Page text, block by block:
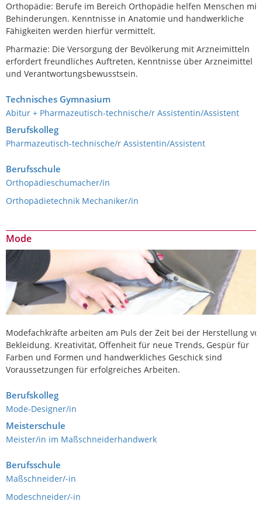
Orthopädie: Berufe im Bereich Orthopädie helfen Menschen mit
Behinderungen. Kenntnisse in Anatomie und handwerkliche
Fähigkeiten werden hierfür vermittelt.
Pharmazie: Die Versorgung der Bevölkerung mit Arzneimitteln
erfordert freundliches Auftreten, Kenntnisse über Arzneimittel
und Verantwortungsbewusstsein.
Technisches Gymnasium
Abitur + Pharmazeutisch-technische/r Assistentin/Assistent
Berufskolleg
Pharmazeutisch-technische/r Assistentin/Assistent
Berufsschule
Orthopädieschumacher/in
Orthopädietechnik Mechaniker/in
Mode
Modefachkräfte arbeiten am Puls der Zeit bei der Herstellung
Bekleidung. Kreativität, Offenheit für neue Trends, Gespür für
Farben und Formen und handwerkliches Geschick sind
Voraussetzungen für erfolgreiches Arbeiten.
Berufskolleg
Mode-Designer/in
Meisterschule
Meister/in im Maßschneiderhandwerk
Berufsschule
Maßschneider/-in
Modeschneider/-in